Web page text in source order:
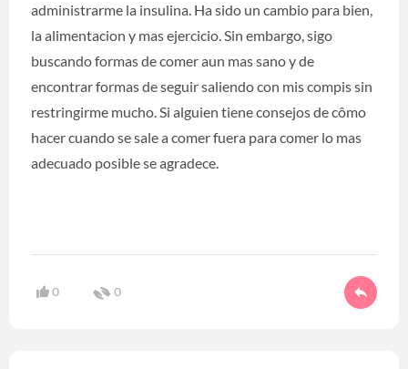
administrarme la insulina. Ha sido un cambio para bien,
la alimentacion y mas ejercicio. Sin embargo, sigo
buscando formas de comer aun mas sano y de
encontrar formas de seguir saliendo con mis compis sin
restringirme mucho. Si alguien tiene consejos de cômo
hacer cuando se sale a comer fuera para comer lo mas
adecuado posible se agradece.
0 0